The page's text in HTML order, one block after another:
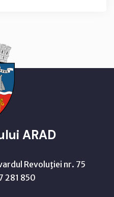
ARAD
Revoluţiei nr. 75
281 850